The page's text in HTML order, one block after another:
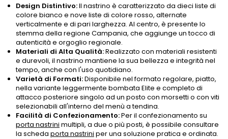
Design Distintivo:Il nastrino è caratterizzato da dieci liste di
colore bianco e nove liste di colore rosso, alternate
verticalmente e di pari larghezza. Al centro, è presente lo
stemma della regione Campania, che aggiunge un tocco di
autenticità e orgoglio regionale.
Materiali di Alta Qualità:Realizzato con materiali resistenti
e durevoli, il nastrino mantiene la sua bellezza e integrità nel
tempo, anche con l'uso quotidiano.
Varietà di Formati:Disponibile nel formato regolare, piatto,
nella variante leggermente bombata Elite e completo di
attacco posteriore singolo ad un posto con morsetti o con viti
selezionabili all'interno del menù a tendina.
Facilità di Confezionamento:Per il confezionamento su
porta nastrini multipli, a due o più posti, è possibile consultare
la scheda porta nastrini per una soluzione pratica e ordinata.